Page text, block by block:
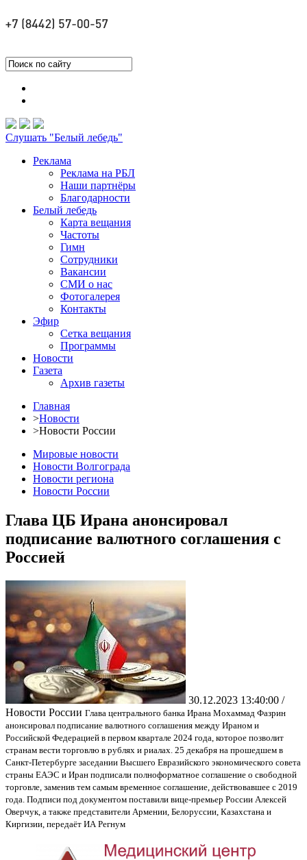
Слушать "Белый лебедь"
Реклама
Реклама на РБЛ
Наши партнёры
Благодарности
Белый лебедь
Карта вещания
Частоты
Гимн
Сотрудники
Вакансии
СМИ о нас
Фотогалерея
Контакты
Эфир
Сетка вещания
Программы
Новости
Газета
Архив газеты
Главная
>Новости
>Новости России
Мировые новости
Новости Волгограда
Новости региона
Новости России
Глава ЦБ Ирана анонсировал
подписание валютного соглашения с
Россией
30.12.2023 13:40:00 /
Новости России Глава центрального банка Ирана Мохаммад Фазрин
анонсировал подписание валютного соглашения между Ираном и
Российской Федерацией в первом квартале 2024 года, которое позволит
странам вести торговлю в рублях и риалах. 25 декабря на прошедшем в
Санкт-Петербурге заседании Высшего Евразийского экономического совета
страны ЕАЭС и Иран подписали полноформатное соглашение о свободной
торговле, заменив тем самым временное соглашение, действовавшее с 2019
года. Подписи под документом поставили вице-премьер России Алексей
Оверчук, а также представители Армении, Белоруссии, Казахстана и
Киргизии, передаёт ИА Регнум